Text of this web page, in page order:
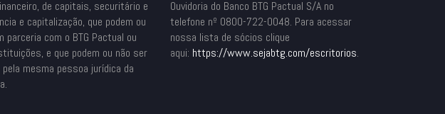
de capitais, securitário e
e capitalização, que podem ou
parceria com o BTG Pactual ou
e que podem ou não ser
mesma pessoa jurídica da
Ouvidoria do Banco BTG Pactual S/A no
telefone nº 0800-722-0048. Para acessar
nossa lista de sócios clique
aqui: https://www.sejabtg.com/escritorios.